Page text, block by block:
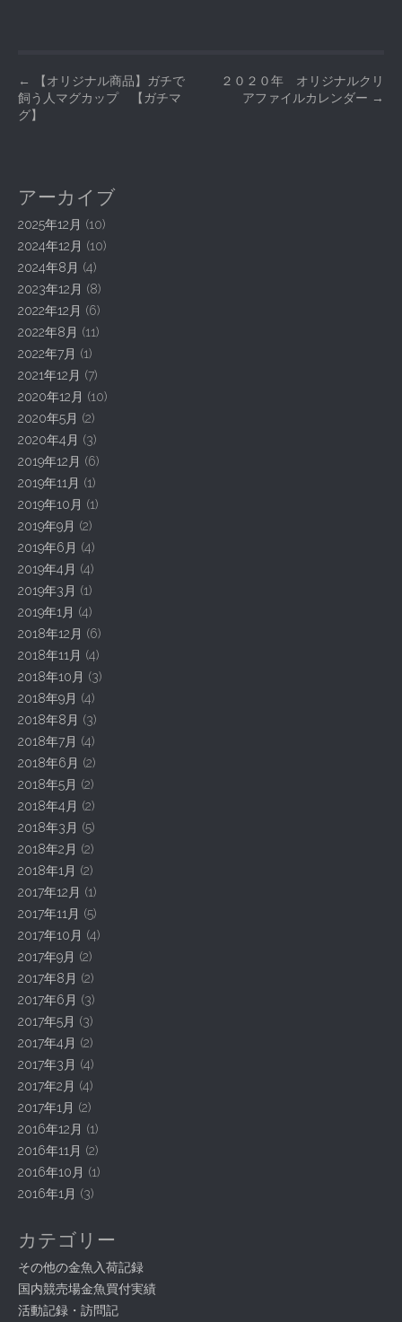
P
o
n
a
v
i
g
a
t
i
o
n
←
【オリジナル商品】ガチで
飼う人マグカップ 【ガチマ
グ】
２０２０年 オリジナルクリ
アファイルカレンダー →
アーカイブ
2025年12月 (10)
2024年12月 (10)
2024年8月 (4)
2023年12月 (8)
2022年12月 (6)
2022年8月 (11)
2022年7月 (1)
2021年12月 (7)
2020年12月 (10)
2020年5月 (2)
2020年4月 (3)
2019年12月 (6)
2019年11月 (1)
2019年10月 (1)
2019年9月 (2)
2019年6月 (4)
2019年4月 (4)
2019年3月 (1)
2019年1月 (4)
2018年12月 (6)
2018年11月 (4)
2018年10月 (3)
2018年9月 (4)
2018年8月 (3)
2018年7月 (4)
2018年6月 (2)
2018年5月 (2)
2018年4月 (2)
2018年3月 (5)
2018年2月 (2)
2018年1月 (2)
2017年12月 (1)
2017年11月 (5)
2017年10月 (4)
2017年9月 (2)
2017年8月 (2)
2017年6月 (3)
2017年5月 (3)
2017年4月 (2)
2017年3月 (4)
2017年2月 (4)
2017年1月 (2)
2016年12月 (1)
2016年11月 (2)
2016年10月 (1)
2016年1月 (3)
カテゴリー
その他の金魚入荷記録
国内競売場金魚買付実績
活動記録・訪問記